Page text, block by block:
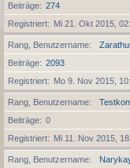
Beiträge
274
Registriert
Mi 21. Okt 2015,
Rang, Benutzername
Beiträge
2093
Registriert
Mo 9. Nov 2015,
Rang, Benutzername
Beiträge
0
Registriert
Mi 11. Nov 2015,
Rang, Benutzername